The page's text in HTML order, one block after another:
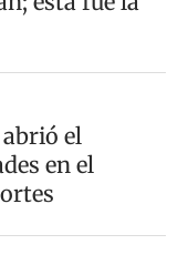
el
en el